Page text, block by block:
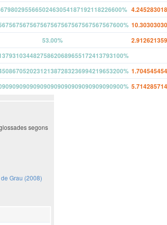
53.00%
segons
Grau (2008)